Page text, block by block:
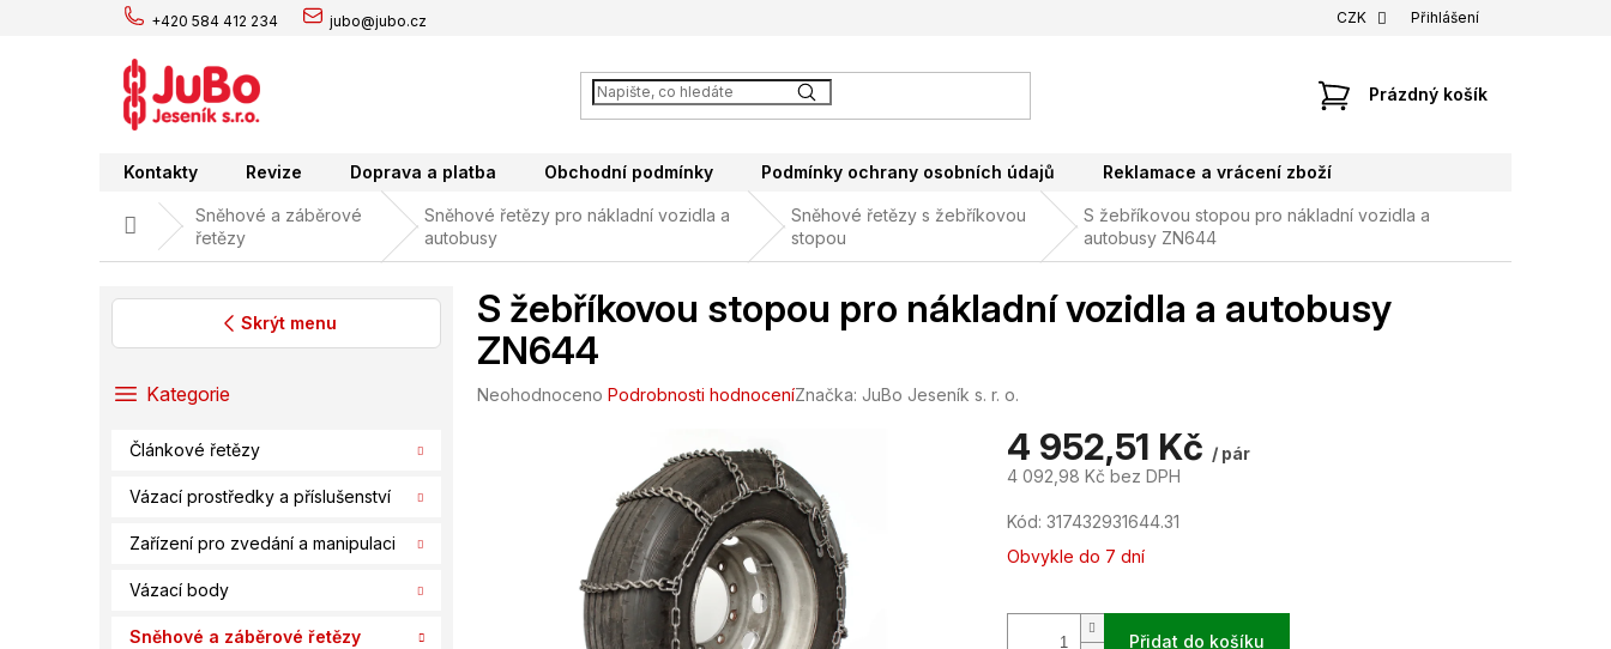
+420 584 412 234 jubo@jubo.cz CZK Přihlášení
NÁKUPNÍ
Prázdný košík
Kontakty Revize Doprava a platba Obchodní podmínky Podmínky ochrany osobních údajů Reklamace a vrácení zboží
Domů
Sněhové a záběrové
řetězy
Sněhové řetězy pro nákladní vozidla a
autobusy
Sněhové řetězy s žebříkovou
stopou
S žebříkovou stopou pro nákladní vozidla a
autobusy ZN644
Skrýt menu
PřeskočitKategorie
Článkové řetězy
Vázací prostředky a příslušenství
Zařízení pro zvedání a manipulaci
Vázací body
Sněhové a záběrové řetězy
S žebříkovou stopou pro nákladní vozidla a autobusy
ZN644
Průměrné
Neohodnoceno Podrobnosti hodnoceníZnačka: JuBo Jeseník s. r. o.
4 952,51 Kč / pár
4 092,98 Kč bez DPH
Měrná
cena:
Kód: 317432931644.31
Obvykle do 7 dní
Přidat do košíku